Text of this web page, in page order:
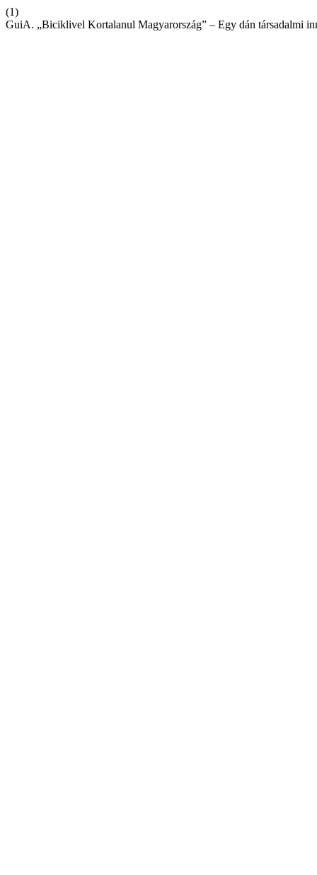
(1)
GuiA. „Biciklivel Kortalanul Magyarország” – Egy dán társadalmi